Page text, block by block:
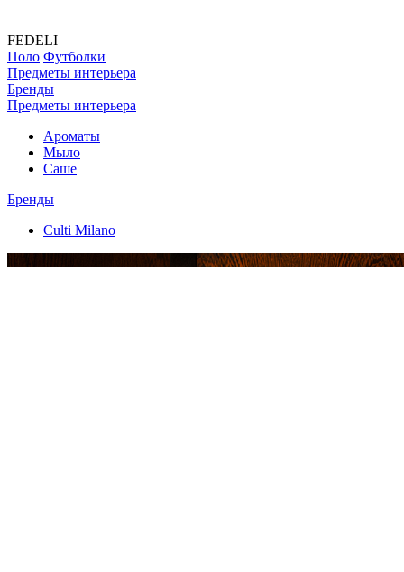
FEDELI
Поло Футболки
Предметы интерьера
Бренды
Предметы интерьера
Ароматы
Мыло
Саше
Бренды
Culti Milano